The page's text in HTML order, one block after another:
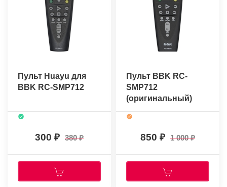
Пульт Huayu для
BBK RC-SMP712
300 380
Пульт BBK RC-
SMP712
(оригинальный)
850 1 000